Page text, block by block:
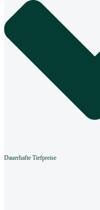
Dauerhafte Tiefpreise